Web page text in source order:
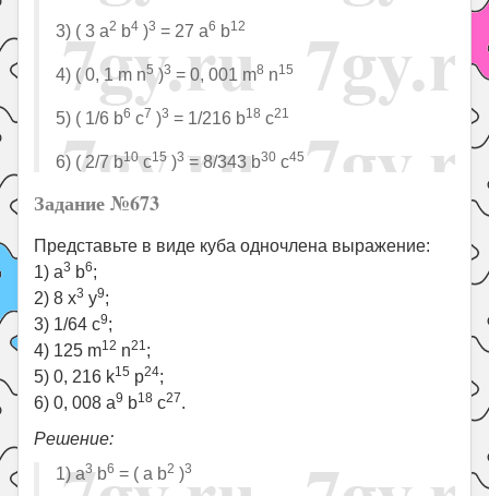
3) ( 3 a2 b4 )3 = 27 a6 b12
4) ( 0, 1 m n5)3 = 0, 001 m8 n15
5) ( 1/6 b6 c7 )3 = 1/216 b18 c21
6) ( 2/7 b10c15)3 = 8/343 b30 c45
Задание №673
Представьте в виде куба одночлена выражение:
1) a3 b6;
2) 8 x3 y9;
3) 1/64 c9;
4) 125 m12 n21;
5) 0, 216 k15 p24;
6) 0, 008 a9 b18 c27.
Решение:
1) a3b6 = ( a b2 )3